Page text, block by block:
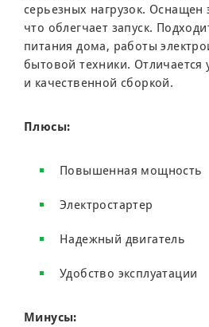
серьезных нагрузок. Оснащен
что облегчает запуск.
питания дома, работы
бытовой техники. Отличается
и качественной сборкой.
Плюсы:
Повышенная мощность
Электростартер
Надежный двигатель
Удобство эксплуатации
Минусы: